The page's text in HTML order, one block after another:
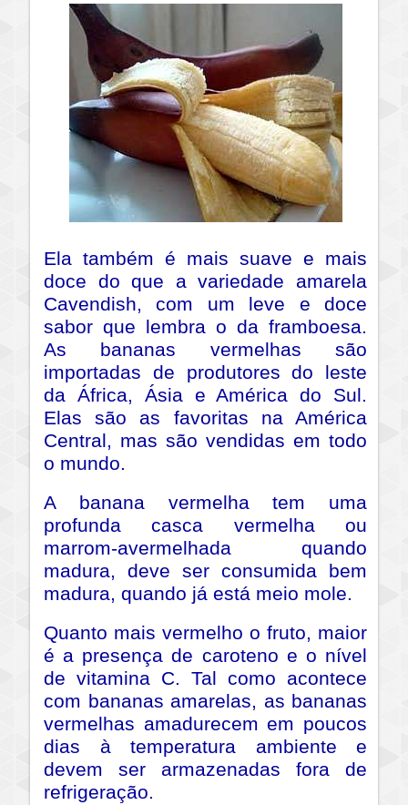
Ela também é mais suave e mais
doce do que a variedade amarela
Cavendish, com um leve e doce
sabor que lembra o da framboesa.
As bananas vermelhas são
importadas de produtores do leste
da África, Ásia e América do Sul.
Elas são as favoritas na América
Central, mas são vendidas em todo
o mundo.
A banana vermelha tem uma
profunda casca vermelha ou
marrom-avermelhada quando
madura, deve ser consumida bem
madura, quando já está meio mole.
Quanto mais vermelho o fruto, maior
é a presença de caroteno e o nível
de vitamina C. Tal como acontece
com bananas amarelas, as bananas
vermelhas amadurecem em poucos
dias à temperatura ambiente e
devem ser armazenadas fora de
refrigeração.